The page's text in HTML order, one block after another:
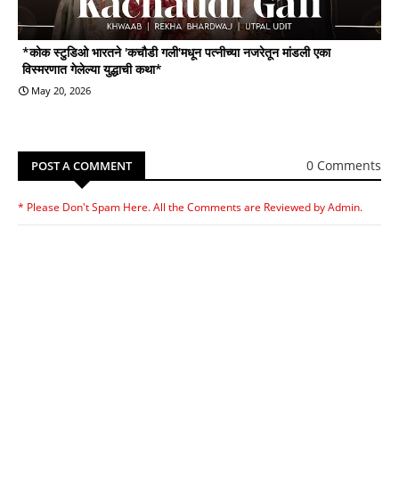
*कोक स्टुडिओ भारतने 'कचौडी गली'मधून पत्नीच्या नजरेतून मांडली एका
विस्मरणात गेलेल्या युद्धाची कथा*
May 20, 2026
POST A COMMENT 0 Comments
* Please Don't Spam Here. All the Comments are Reviewed by Admin.